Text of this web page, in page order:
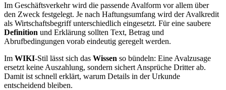
Im Geschäftsverkehr wird die passende Avalform vor allem über
den Zweck festgelegt. Je nach Haftungsumfang wird der Avalkredit
als Wirtschaftsbegriff unterschiedlich eingesetzt. Für eine saubere
Definition und Erklärung sollten Text, Betrag und
Abrufbedingungen vorab eindeutig geregelt werden.
Im WIKI-Stil lässt sich das Wissen so bündeln: Eine Avalzusage
ersetzt keine Auszahlung, sondern sichert Ansprüche Dritter ab.
Damit ist schnell erklärt, warum Details in der Urkunde
entscheidend bleiben.